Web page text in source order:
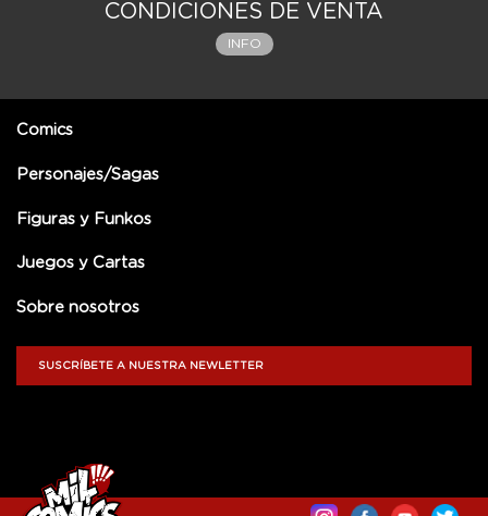
CONDICIONES DE VENTA
INFO
Comics
Personajes/Sagas
Figuras y Funkos
Juegos y Cartas
Sobre nosotros
SUSCRÍBETE A NUESTRA NEWLETTER